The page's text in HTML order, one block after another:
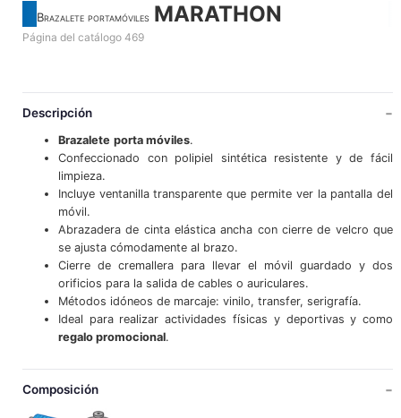
Brazalete portamóviles MARATHON
Página del catálogo 469
Descripción
Brazalete porta móviles.
Confeccionado con polipiel sintética resistente y de fácil
limpieza.
Incluye ventanilla transparente que permite ver la pantalla del
móvil.
Abrazadera de cinta elástica ancha con cierre de velcro que
se ajusta cómodamente al brazo.
Cierre de cremallera para llevar el móvil guardado y dos
orificios para la salida de cables o auriculares.
Métodos idóneos de marcaje: vinilo, transfer, serigrafía.
Ideal para realizar actividades físicas y deportivas y como
regalo promocional.
Composición